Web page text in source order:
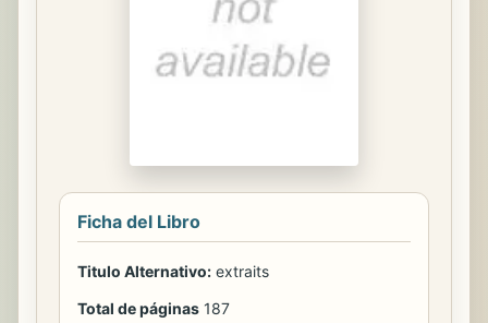
Ficha del Libro
Titulo Alternativo: extraits
Total de páginas 187